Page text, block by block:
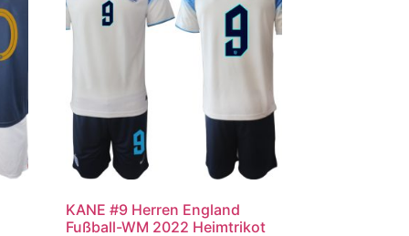
KANE #9 Herren England
Fußball-WM 2022 Heimtrikot